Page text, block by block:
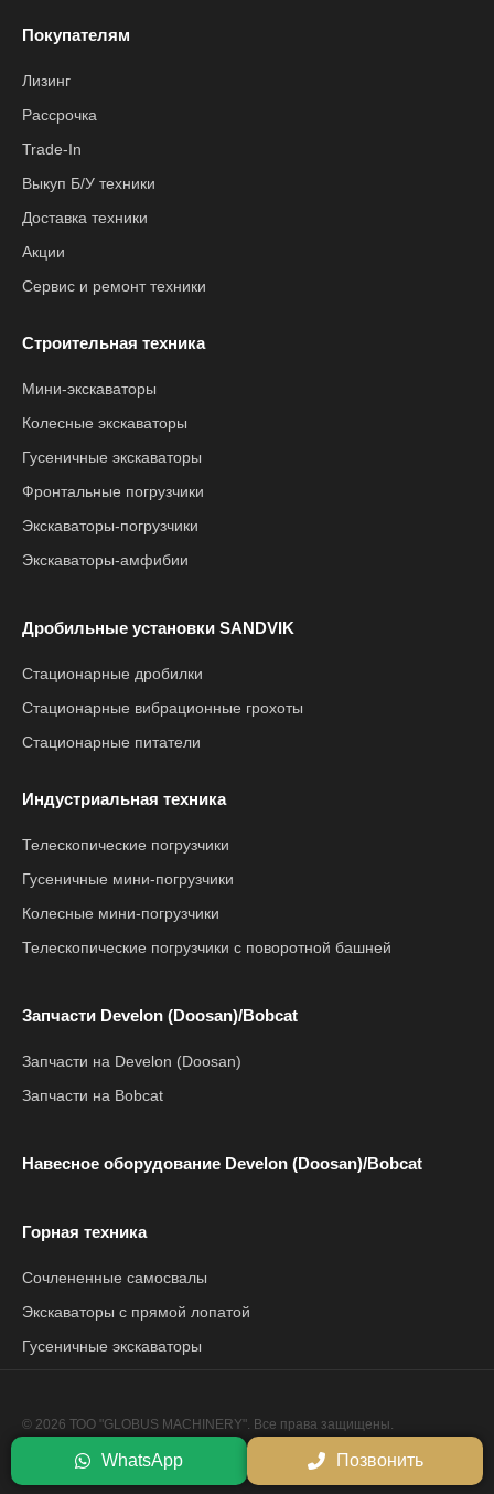
WhatsApp Позвонить
Покупателям
Лизинг
Рассрочка
Trade-In
Выкуп Б/У техники
Доставка техники
Акции
Сервис и ремонт техники
Строительная техника
Мини-экскаваторы
Колесные экскаваторы
Гусеничные экскаваторы
Фронтальные погрузчики
Экскаваторы-погрузчики
Экскаваторы-амфибии
Дробильные установки SANDVIK
Стационарные дробилки
Стационарные вибрационные грохоты
Стационарные питатели
Индустриальная техника
Телескопические погрузчики
Гусеничные мини-погрузчики
Колесные мини-погрузчики
Телескопические погрузчики с поворотной башней
Запчасти Develon (Doosan)/Bobcat
Запчасти на Develon (Doosan)
Запчасти на Bobcat
Навесное оборудование Develon (Doosan)/Bobcat
Горная техника
Сочлененные самосвалы
Экскаваторы с прямой лопатой
Гусеничные экскаваторы
© 2026 ТОО "GLOBUS MACHINERY". Все права защищены.
Сайт разработан компанией